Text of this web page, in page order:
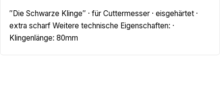
″Die Schwarze Klinge″ · für Cuttermesser · eisgehärtet ·
extra scharf Weitere technische Eigenschaften: ·
Klingenlänge: 80mm